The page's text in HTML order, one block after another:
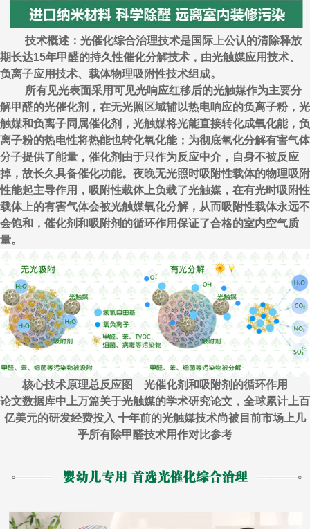
技术概述：光催化综合治理技术是国际上公认的清除释放
期长达15年甲醛的持久性催化分解技术，由光触媒应用技术、
负离子应用技术、载体物理吸附性技术组成。
所有见光表面采用可见光响应红移后的光触媒作为主要分
解甲醛的光催化剂，在无光照区域辅以热电响应的负离子粉，光
触媒和负离子同属催化剂，光触媒将光能直接转化成氧化能，负
离子粉的热电性将热能也转化氧化能；为彻底氧化分解有害气体
分子提供了能量，催化剂由于只作为反应中介，自身不被反应
掉，故长久具备催化功能。夜晚无光照时吸附性载体的物理吸附
性能起主导作用，吸附性载体上负载了光触媒，在有光时吸附性
载体上的有害气体会被光触媒氧化分解，从而吸附性载体永远不
会饱和，催化剂和吸附剂的循环作用保证了合格的室内空气质
量。
核心技术原理总反应图 光催化剂和吸附剂的循环作用
论文数据库中上万篇关于光触媒的学术研究论文，全球累计上百
亿美元的研发经费投入 十年前的光触媒技术尚被目前市场上几
乎所有除甲醛技术用作对比参考